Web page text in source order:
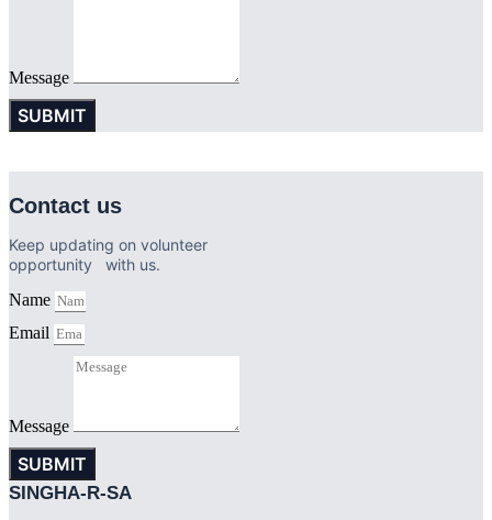
Message
SUBMIT
Contact us
Keep updating on volunteer
opportunity with us.
Name
Email
Message
SUBMIT
SINGHA-R-SA